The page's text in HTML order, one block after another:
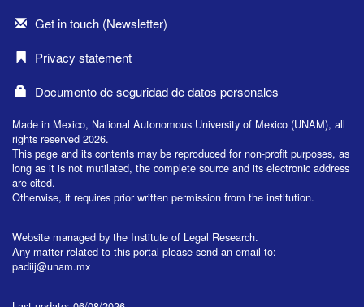
Get in touch (Newsletter)
Privacy statement
Documento de seguridad de datos personales
Made in Mexico, National Autonomous University of Mexico (UNAM), all
rights reserved 2026.
This page and its contents may be reproduced for non-profit purposes, as
long as it is not mutilated, the complete source and its electronic address
are cited.
Otherwise, it requires prior written permission from the institution.
Website managed by the Institute of Legal Research.
Any matter related to this portal please send an email to:
padiij@unam.mx